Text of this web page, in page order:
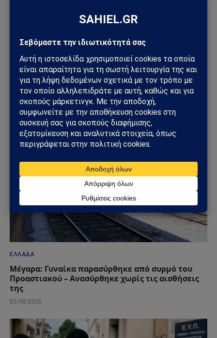
ΕΛΛΆΔΑ
Φωτιά στη Δυτική Αττική: Πύρινος κλοιός στα
Μέγαρα – Εκκενώσεις με 112 και μάχη με τις
φλόγες
02/08/2026
ΕΛΛΆΔΑ
Μέγαρα: Γυναίκα παρασύρθηκε από συρμό του
Προαστιακού – Ανασύρθηκε χωρίς τις αισθήσεις
της
02/08/2026